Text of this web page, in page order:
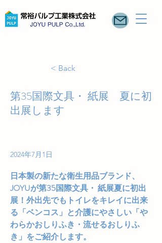
< Back
第35国際文具・ 紙展 夏に初
出展します
2024年7月1日
日本製の新たな衛生用品ブランド、
JOYUが第35国際文具・ 紙展夏に初出
展！外出先でもトイレをキレイに出来
る「ベンコス」と介護にやさしい「や
わらかおしりふき・流せるおしりふ
き」をご紹介します。